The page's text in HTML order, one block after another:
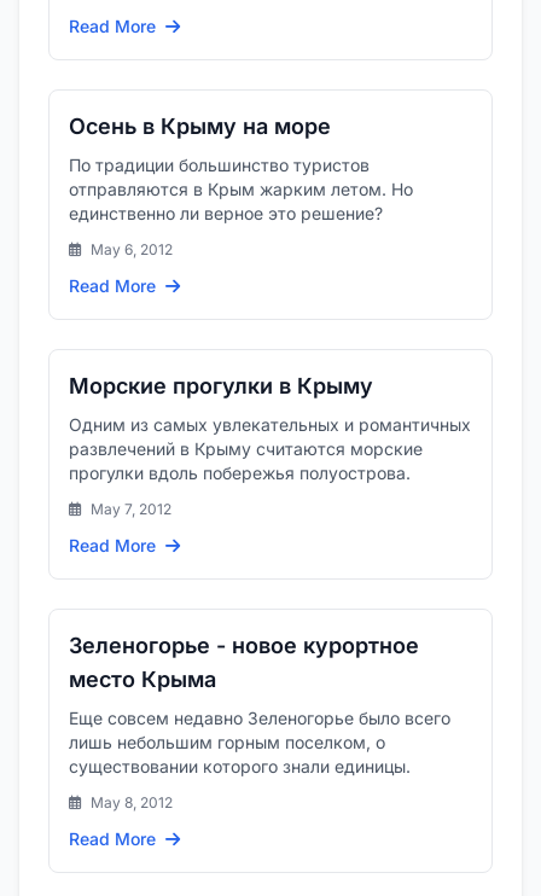
Read More
Осень в Крыму на море
По традиции большинство туристов
отправляются в Крым жарким летом. Но
единственно ли верное это решение?
May 6, 2012
Read More
Морские прогулки в Крыму
Одним из самых увлекательных и романтичных
развлечений в Крыму считаются морские
прогулки вдоль побережья полуострова.
May 7, 2012
Read More
Зеленогорье - новое курортное
место Крыма
Еще совсем недавно Зеленогорье было всего
лишь небольшим горным поселком, о
существовании которого знали единицы.
May 8, 2012
Read More